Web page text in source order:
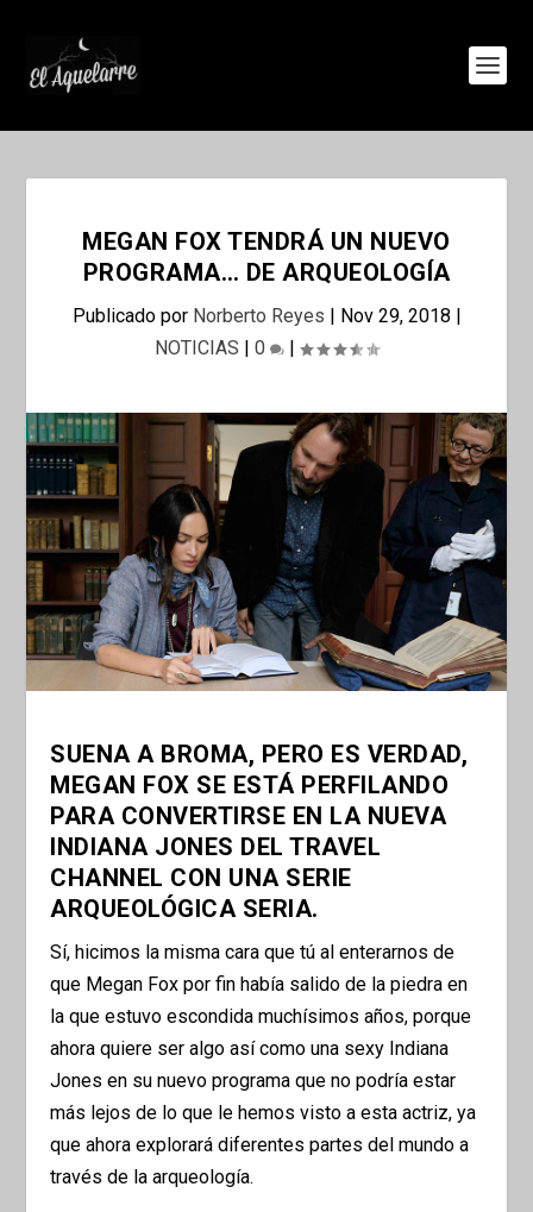
MEGAN FOX TENDRÁ UN NUEVO
PROGRAMA… DE ARQUEOLOGÍA
Publicado por Norberto Reyes | Nov 29, 2018 |
NOTICIAS | 0 |
SUENA A BROMA, PERO ES VERDAD,
MEGAN FOX SE ESTÁ PERFILANDO
PARA CONVERTIRSE EN LA NUEVA
INDIANA JONES DEL TRAVEL
CHANNEL CON UNA SERIE
ARQUEOLÓGICA SERIA.
Sí, hicimos la misma cara que tú al enterarnos de
que Megan Fox por fin había salido de la piedra en
la que estuvo escondida muchísimos años, porque
ahora quiere ser algo así como una sexy Indiana
Jones en su nuevo programa que no podría estar
más lejos de lo que le hemos visto a esta actriz, ya
que ahora explorará diferentes partes del mundo a
través de la arqueología.